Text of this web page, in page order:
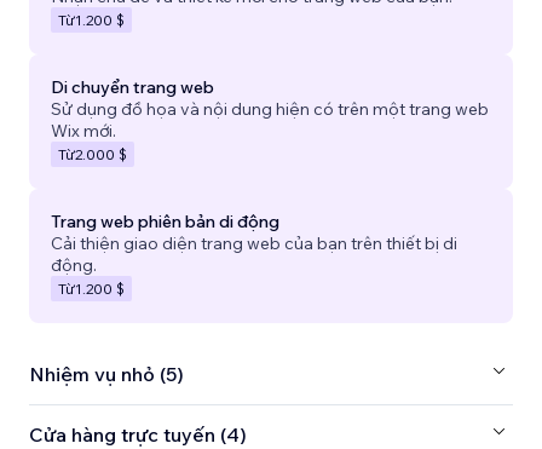
Từ1.200 $
Di chuyển trang web
Sử dụng đồ họa và nội dung hiện có trên một trang web
Wix mới.
Từ2.000 $
Trang web phiên bản di động
Cải thiện giao diện trang web của bạn trên thiết bị di
động.
Từ1.200 $
Nhiệm vụ nhỏ (5)
Cửa hàng trực tuyến (4)